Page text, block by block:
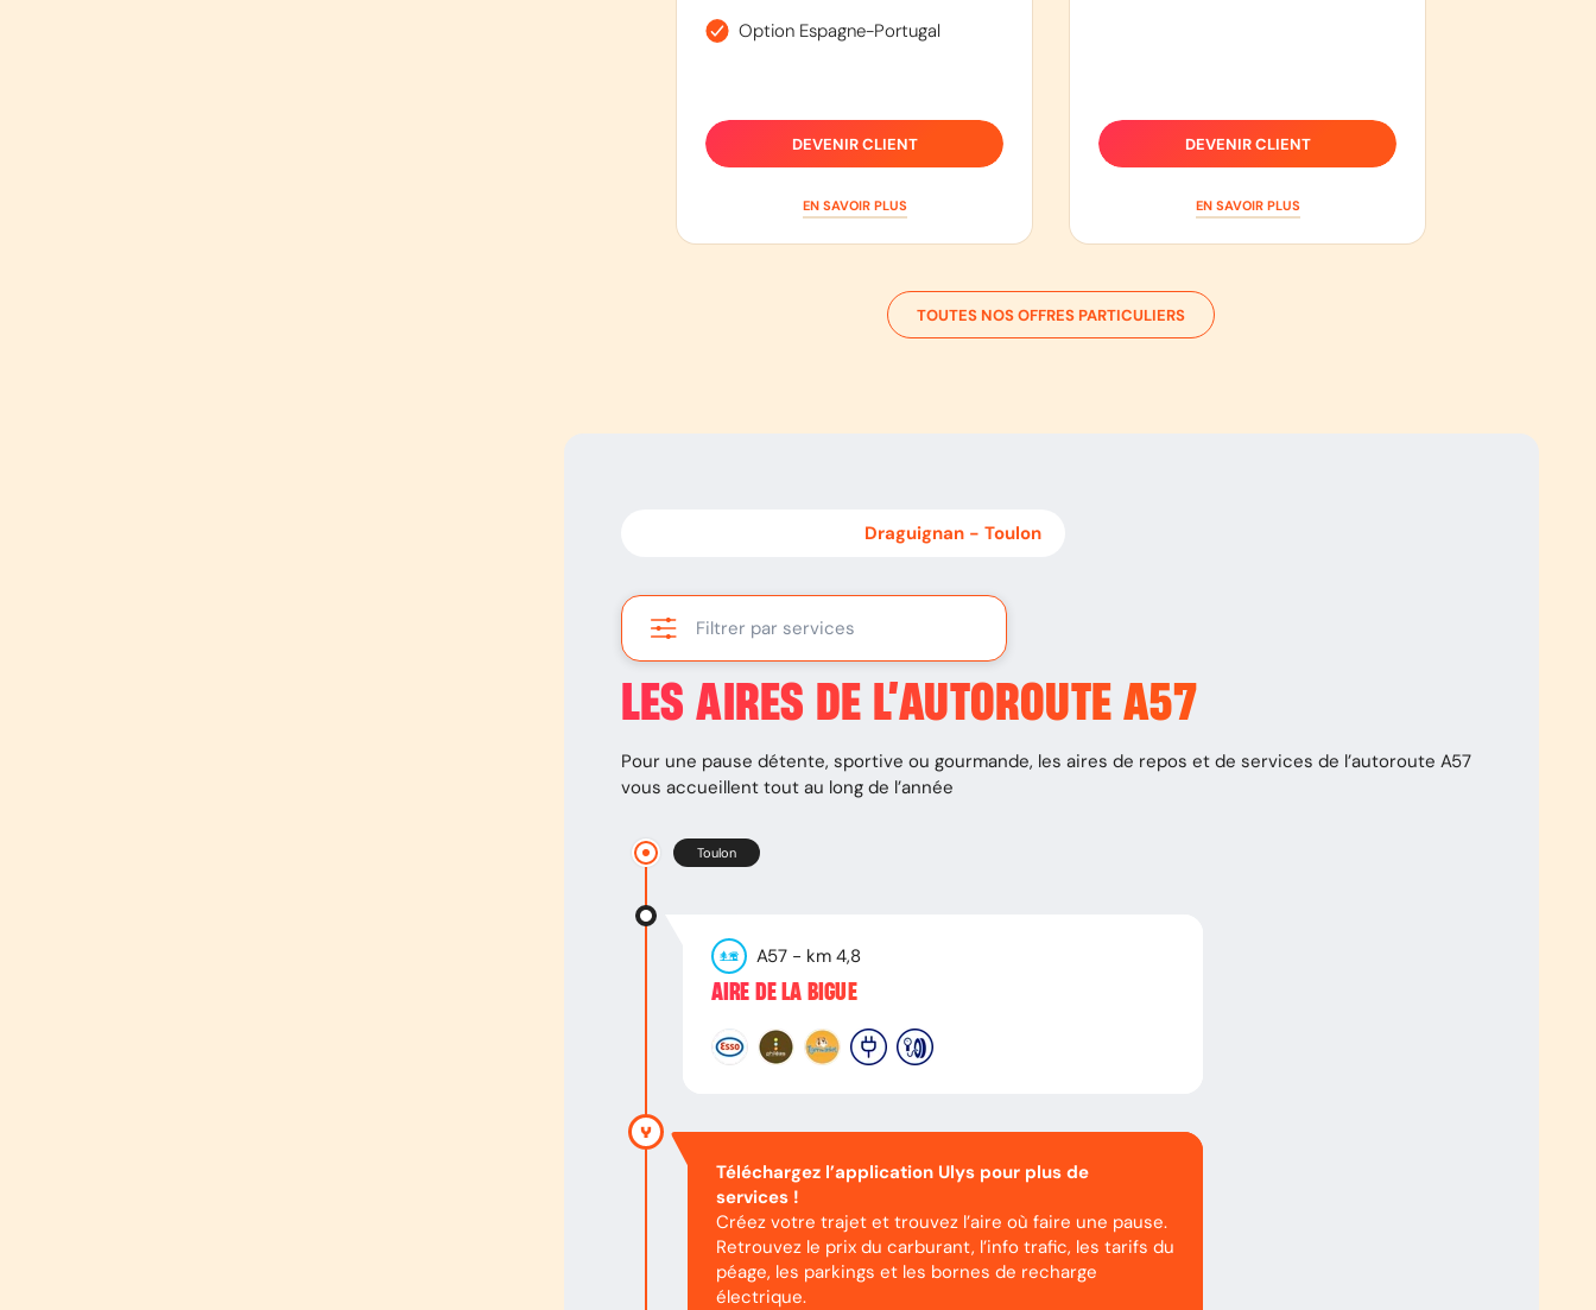
Option Espagne-Portugal
DEVENIR CLIENT
EN SAVOIR PLUS
DEVENIR CLIENT
EN SAVOIR PLUS
TOUTES NOS OFFRES PARTICULIERS
Draguignan- Toulon
Filtrer par services
LES AIRES DE L’AUTOROUTE A57
Pour une pause détente, sportive ou gourmande, les aires de repos et de services de l’autoroute A57
vous accueillent tout au long de l’année
Toulon
A57- km 4,8
AIRE DE LA BIGUE
Téléchargez l’application Ulys pour plus de
services !
Créez votre trajet et trouvez l’aire où faire une pause.
Retrouvez le prix du carburant, l’info trafic, les tarifs du
péage, les parkings et les bornes de recharge
électrique.